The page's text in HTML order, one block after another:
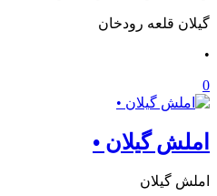
گیلان قلعه رودخان
•
0
املش گیلان •
املش گیلان